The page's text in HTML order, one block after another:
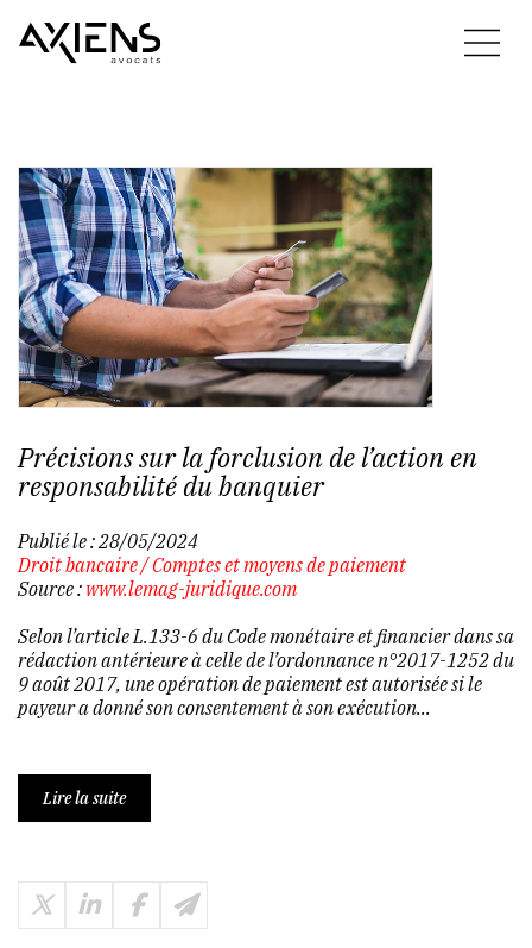
Précisions sur la forclusion de l’action en
responsabilité du banquier
Publié le :28/05/2024
Droit bancaire/Comptes et moyens de paiement
Source : www.lemag-juridique.com
Selon l’article L.133-6 du Code monétaire et financier dans sa
rédaction antérieure à celle de l’ordonnance n°2017-1252 du
9 août 2017, une opération de paiement est autorisée si le
payeur a donné son consentement à son exécution...
Lire la suite